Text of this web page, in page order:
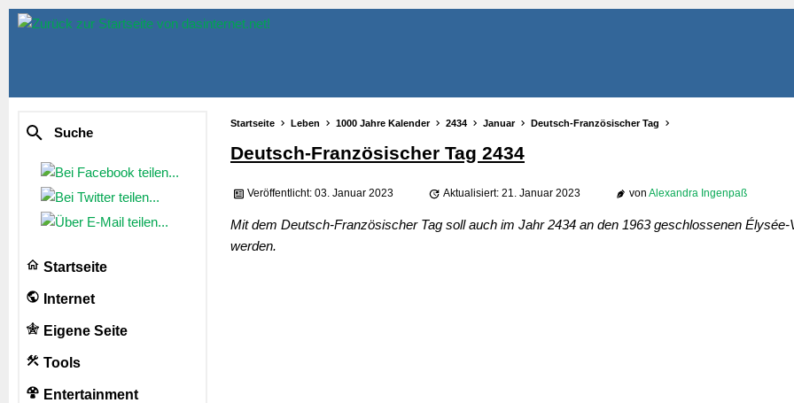
Suche
Startseite
Internet
Eigene Seite
Tools
Entertainment
Startseite Leben 1000 Jahre Kalender 2434 Januar Deutsch-Französischer Tag
Deutsch-Französischer Tag 2434
Veröffentlicht: 03. Januar 2023 Aktualisiert: 21. Januar 2023 von Alexandra Ingenpaß
Mit dem Deutsch-Französischer Tag soll auch im Jahr 2434 an den 1963 geschlossenen Élysée-
werden.